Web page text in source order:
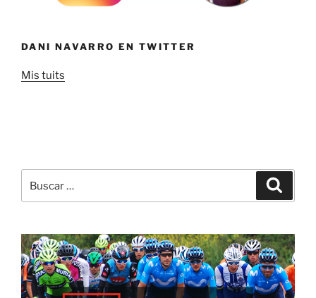
DANI NAVARRO EN TWITTER
Mis tuits
por: